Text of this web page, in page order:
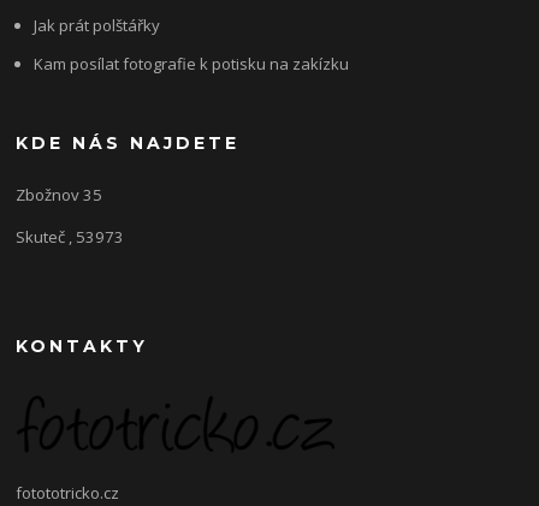
Jak prát polštářky
Kam posílat fotografie k potisku na zakízku
KDE NÁS NAJDETE
Zbožnov 35
Skuteč , 53973
KONTAKTY
fotototricko.cz